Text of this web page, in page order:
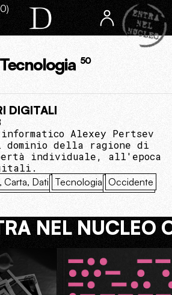
0)
Tecnologia 50
DIGITALI
Alexey Pertsev
dominio della ragione di
individuale, all'epoca
Carta, Dati Tecnologia Occidente
NEL NUCLEO